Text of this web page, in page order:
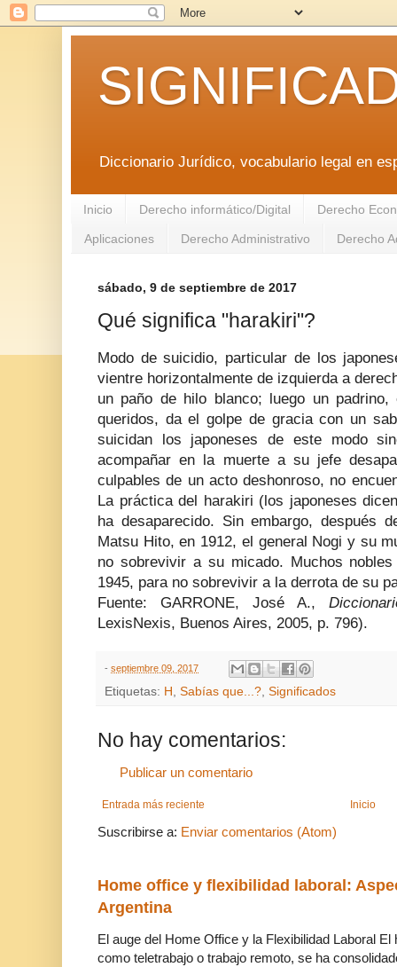
Diccionario Jurídico, vocabulario legal en
Inicio Derecho informático/Digital Derecho
Aplicaciones Derecho Administrativo Derecho
sábado, 9 de septiembre de 2017
Qué significa "harakiri"?
Modo de suicidio, particular de los
vientre horizontalmente de izquierda a
un paño de hilo blanco; luego un
queridos, da el golpe de gracia con un
suicidan los japoneses de este modo
acompañar en la muerte a su jefe
culpables de un acto deshonroso, no
La práctica del harakiri (los japoneses
ha desaparecido. Sin embargo, después
Matsu Hito, en 1912, el general Nogi y su
no sobrevivir a su micado. Muchos
1945, para no sobrevivir a la derrota de su
Fuente: GARRONE, José A.,
LexisNexis, Buenos Aires, 2005, p. 796).
- septiembre 09, 2017
Etiquetas: H , Sabías que...?, Significados
No hay comentarios:
Publicar un comentario
Entrada más reciente Inicio
Suscribirse a: Enviar comentarios (Atom)
Home office y flexibilidad laboral:
Argentina
El auge del Home Office y la Flexibilidad Laboral
como teletrabajo o trabajo remoto, se ha